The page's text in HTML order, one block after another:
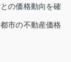
の価格動向を確
市の不動産価格